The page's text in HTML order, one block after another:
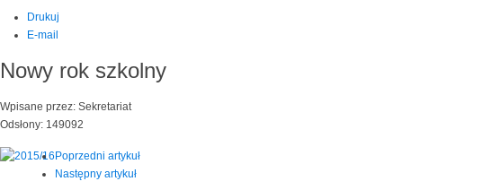
Drukuj
E-mail
Nowy rok szkolny
Wpisane przez: Sekretariat
Odsłony: 149092
Poprzedni artykuł
Następny artykuł